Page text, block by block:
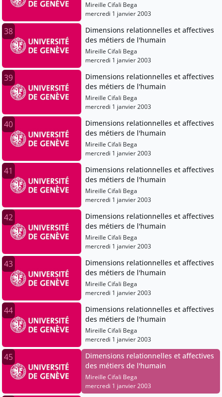
Mireille Cifali Bega
mercredi 1 janvier 2003
38
Dimensions relationnelles et affectives
des métiers de l'humain
Mireille Cifali Bega
mercredi 1 janvier 2003
39
Dimensions relationnelles et affectives
des métiers de l'humain
Mireille Cifali Bega
mercredi 1 janvier 2003
40
Dimensions relationnelles et affectives
des métiers de l'humain
Mireille Cifali Bega
mercredi 1 janvier 2003
41
Dimensions relationnelles et affectives
des métiers de l'humain
Mireille Cifali Bega
mercredi 1 janvier 2003
42
Dimensions relationnelles et affectives
des métiers de l'humain
Mireille Cifali Bega
mercredi 1 janvier 2003
43
Dimensions relationnelles et affectives
des métiers de l'humain
Mireille Cifali Bega
mercredi 1 janvier 2003
44
Dimensions relationnelles et affectives
des métiers de l'humain
Mireille Cifali Bega
mercredi 1 janvier 2003
45
Dimensions relationnelles et affectives
des métiers de l'humain
Mireille Cifali Bega
mercredi 1 janvier 2003